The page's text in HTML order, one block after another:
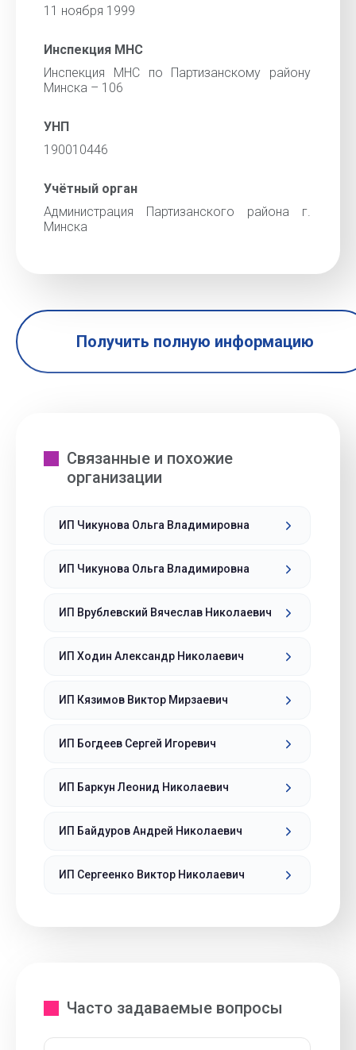
11 ноября 1999
Инспекция МНС
Инспекция МНС по Партизанскому району
Минска – 106
УНП
190010446
Учётный орган
Администрация Партизанского района г.
Минска
Получить полную информацию
Связанные и похожие
организации
ИП Чикунова Ольга Владимировна
ИП Чикунова Ольга Владимировна
ИП Врублевский Вячеслав Николаевич
ИП Ходин Александр Николаевич
ИП Кязимов Виктор Мирзаевич
ИП Богдеев Сергей Игоревич
ИП Баркун Леонид Николаевич
ИП Байдуров Андрей Николаевич
ИП Сергеенко Виктор Николаевич
Часто задаваемые вопросы